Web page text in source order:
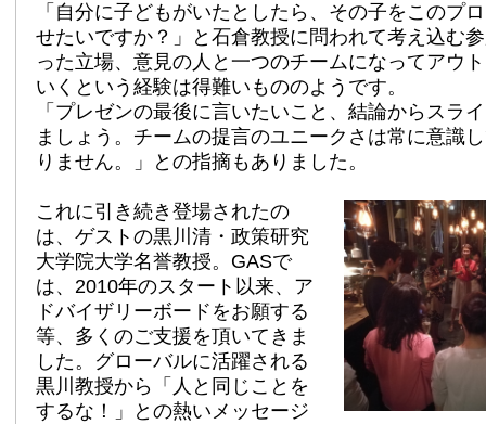
「自分に子どもがいたとしたら、その子をこのプ
せたいですか？」と石倉教授に問われて考え込む
った立場、意見の人と一つのチームになってアウ
いくという経験は得難いもののようです。
「プレゼンの最後に言いたいこと、結論からスラ
ましょう。チームの提言のユニークさは常に意識
りません。」との指摘もありました。
これに引き続き登場されたの
は、ゲストの黒川清・政策研究
大学院大学名誉教授。GASで
は、2010年のスタート以来、ア
ドバイザリーボードをお願する
等、多くのご支援を頂いてきま
した。グローバルに活躍される
黒川教授から「人と同じことを
するな！」との熱いメッセージ